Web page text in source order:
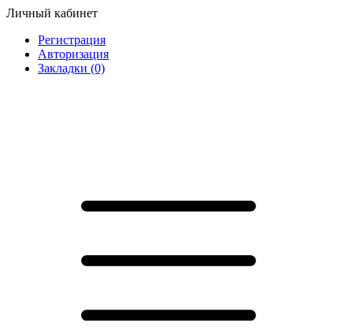
Личный кабинет
Регистрация
Авторизация
Закладки (0)